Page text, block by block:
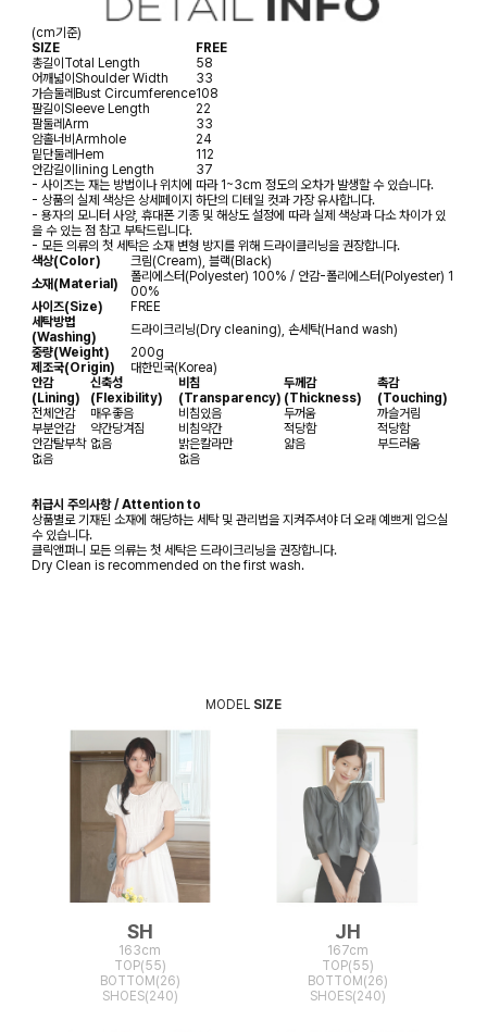
(cm기준)
SIZE
FREE
총길이Total Length
58
어깨넓이Shoulder Width
33
가슴둘레Bust Circumference108
팔길이Sleeve Length
22
팔둘레Arm
33
암홀너비Armhole
24
밑단둘레Hem
112
안감길이lining Length
37
- 사이즈는 재는 방법이나 위치에 따라 1~3cm 정도의 오차가 발생할 수 있습니다.
- 상품의 실제 색상은 상세페이지 하단의 디테일 컷과 가장 유사합니다.
- 용자의 모니터 사양, 휴대폰 기종 및 해상도 설정에 따라 실제 색상과 다소 차이가 있
을 수 있는 점 참고 부탁드립니다.
- 모든 의류의 첫 세탁은 소재 변형 방지를 위해 드라이클리닝을 권장합니다.
색상(Color)
크림(Cream), 블랙(Black)
소재(Material)
폴리에스터(Polyester) 100% / 안감-폴리에스터(Polyester) 1
00%
사이즈(Size)
FREE
세탁방법
(Washing)
드라이크리닝(Dry cleaning), 손세탁(Hand wash)
중량(Weight)
200g
제조국(Origin)
대한민국(Korea)
안감
(Lining)
신축성
(Flexibility)
비침
(Transparency)
두께감
(Thickness)
촉감
(Touching)
전체안감
매우좋음 비침있음 두꺼움
까슬거림
부분안감
약간당겨짐 비침약간 적당함
적당함
안감탈부착 없음 밝은칼라만 얇음
부드러움
없음
없음
취급시 주의사항 / Attention to
상품별로 기재된 소재에 해당하는 세탁 및 관리법을 지켜주셔야 더 오래 예쁘게 입으실
수 있습니다.
클릭앤퍼니 모든 의류는 첫 세탁은 드라이크리닝을 권장합니다.
Dry Clean is recommended on the first wash.
MODEL SIZE
SH
163cm
TOP(55)
BOTTOM(26)
SHOES(240)
JH
167cm
TOP(55)
BOTTOM(26)
SHOES(240)